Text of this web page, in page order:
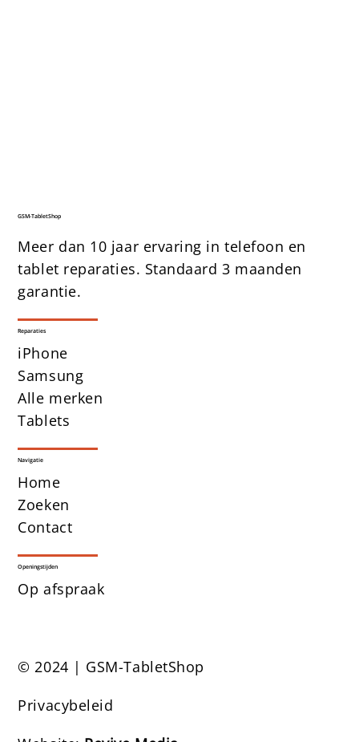
GSM-TabletShop
Meer dan 10 jaar ervaring in telefoon en
tablet reparaties. Standaard 3 maanden
garantie.
© 2024 | GSM-TabletShop
Privacybeleid
Reparaties
iPhone
Samsung
Alle merken
Tablets
Navigatie
Home
Zoeken
Contact
Openingstijden
Op afspraak